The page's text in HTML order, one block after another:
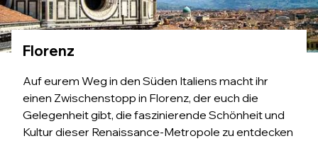
Florenz
Auf eurem Weg in den Süden Italiens macht ihr
einen Zwischenstopp in Florenz, der euch die
Gelegenheit gibt, die faszinierende Schönheit und
Kultur dieser Renaissance-Metropole zu entdecken